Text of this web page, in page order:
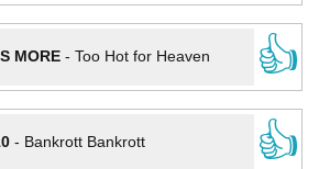
MORE- Too Hot for Heaven
👍
- Bankrott Bankrott
👍